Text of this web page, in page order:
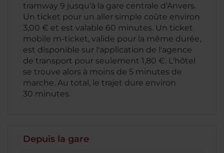
tramway 9 jusqu'à la gare centrale d'Anvers.
Un ticket pour un aller simple coûte environ
3,00 € et est valable 60 minutes. Un ticket
mobile m-ticket, valide pour la même durée,
est disponible sur l'application de l'agence
de transport pour seulement 1,80 €. L'hôtel
se trouve alors à moins de 5 minutes de
marche. Au total, le trajet dure environ
30 minutes.
Depuis la gare